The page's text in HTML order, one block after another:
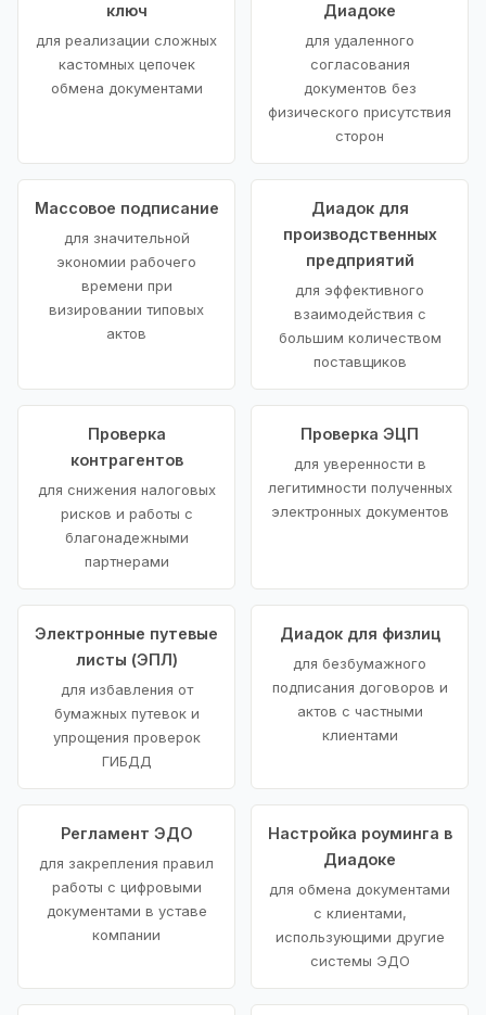
ключ
для реализации сложных
кастомных цепочек
обмена документами
Диадоке
для удаленного
согласования
документов без
физического присутствия
сторон
Массовое подписание
для значительной
экономии рабочего
времени при
визировании типовых
актов
Диадок для
производственных
предприятий
для эффективного
взаимодействия с
большим количеством
поставщиков
Проверка
контрагентов
для снижения налоговых
рисков и работы с
благонадежными
партнерами
Проверка ЭЦП
для уверенности в
легитимности полученных
электронных документов
Электронные путевые
листы (ЭПЛ)
для избавления от
бумажных путевок и
упрощения проверок
ГИБДД
Диадок для физлиц
для безбумажного
подписания договоров и
актов с частными
клиентами
Регламент ЭДО
для закрепления правил
работы с цифровыми
документами в уставе
компании
Настройка роуминга в
Диадоке
для обмена документами
с клиентами,
использующими другие
системы ЭДО